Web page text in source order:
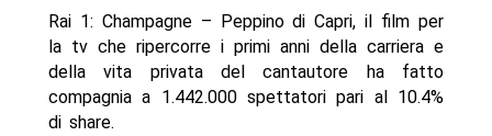
Rai 1: Champagne – Peppino di Capri, il film per
la tv che ripercorre i primi anni della carriera e
della vita privata del cantautore ha fatto
compagnia a 1.442.000 spettatori pari al 10.4%
di share.